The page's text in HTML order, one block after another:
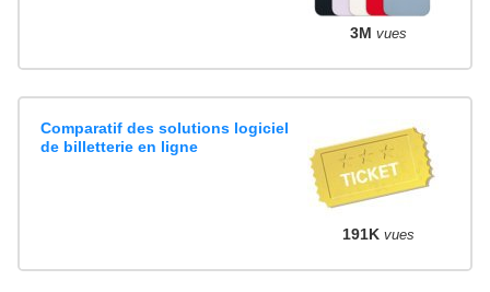
3M vues
Comparatif des solutions logiciel
de billetterie en ligne
191K vues